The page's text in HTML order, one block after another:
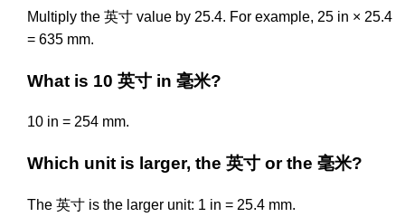
Multiply the 英寸 value by 25.4. For example, 25 in × 25.4
= 635 mm.
What is 10 英寸 in 毫米?
10 in = 254 mm.
Which unit is larger, the 英寸 or the 毫米?
The 英寸 is the larger unit: 1 in = 25.4 mm.